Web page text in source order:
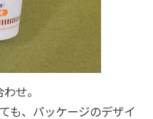
せ。
も、パッケージのデザイ